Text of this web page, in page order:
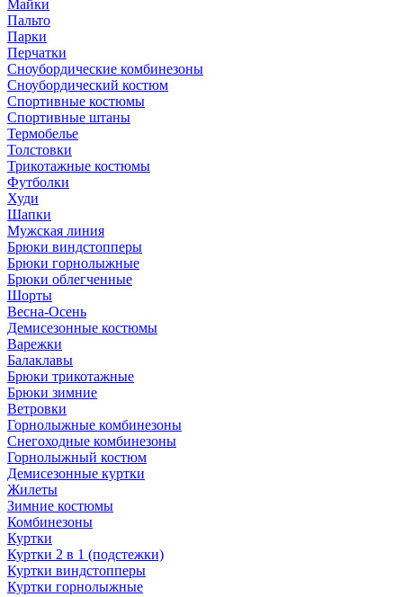
Майки
Пальто
Парки
Перчатки
Сноубордические комбинезоны
Сноубордический костюм
Спортивные костюмы
Спортивные штаны
Термобелье
Толстовки
Трикотажные костюмы
Футболки
Худи
Шапки
Мужская линия
Брюки виндстопперы
Брюки горнолыжные
Брюки облегченные
Шорты
Весна-Осень
Демисезонные костюмы
Варежки
Балаклавы
Брюки трикотажные
Брюки зимние
Ветровки
Горнолыжные комбинезоны
Снегоходные комбинезоны
Горнолыжный костюм
Демисезонные куртки
Жилеты
Зимние костюмы
Комбинезоны
Куртки
Куртки 2 в 1 (подстежки)
Куртки виндстопперы
Куртки горнолыжные